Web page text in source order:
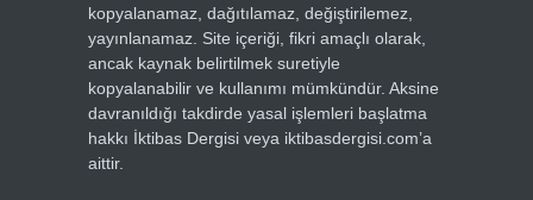
kopyalanamaz, dağıtılamaz, değiştirilemez,
yayınlanamaz. Site içeriği, fikri amaçlı olarak,
ancak kaynak belirtilmek suretiyle
kopyalanabilir ve kullanımı mümkündür. Aksine
davranıldığı takdirde yasal işlemleri başlatma
hakkı İktibas Dergisi veya iktibasdergisi.com’a
aittir.